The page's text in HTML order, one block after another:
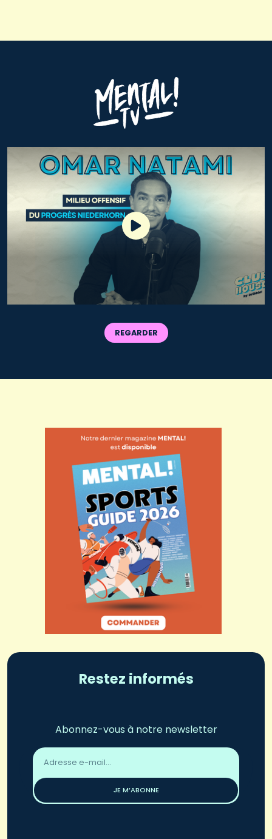
REGARDER
Restez informés
Abonnez-vous à notre newsletter
Adresse
email
JE M’ABONNE